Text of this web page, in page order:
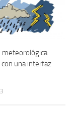
meteorológica
con una interfaz